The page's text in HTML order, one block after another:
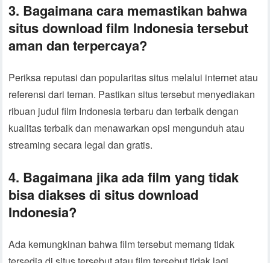
3. Bagaimana cara memastikan bahwa
situs download film Indonesia tersebut
aman dan terpercaya?
Periksa reputasi dan popularitas situs melalui internet atau
referensi dari teman. Pastikan situs tersebut menyediakan
ribuan judul film Indonesia terbaru dan terbaik dengan
kualitas terbaik dan menawarkan opsi mengunduh atau
streaming secara legal dan gratis.
4. Bagaimana jika ada film yang tidak
bisa diakses di situs download
Indonesia?
Ada kemungkinan bahwa film tersebut memang tidak